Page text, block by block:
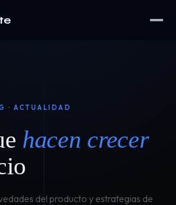
· ACTUALIDAD
hacen crecer
del producto y estrategias de